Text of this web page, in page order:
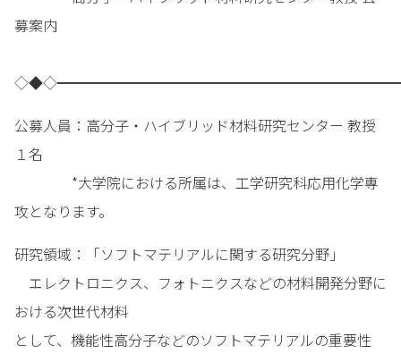
募案内
公募人員：高分子・ハイブリッド材料研究センター 教授
１名
*大学院における所属は、工学研究科応用化学専
攻となります。
研究領域：「ソフトマテリアルに関する研究分野」
エレクトロニクス、フォトニクスなどの材料開発分野に
おける次世代材料
として、機能性高分子などのソフトマテリアルの重要性